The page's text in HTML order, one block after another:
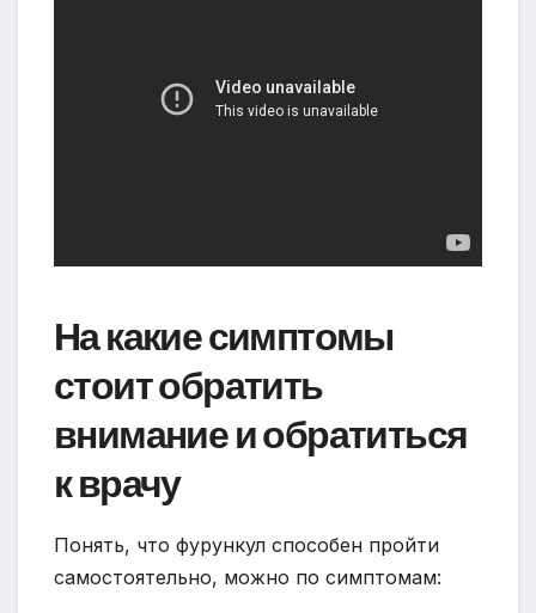
На какие симптомы
стоит обратить
внимание и обратиться
к врачу
Понять, что фурункул способен пройти
самостоятельно, можно по симптомам: